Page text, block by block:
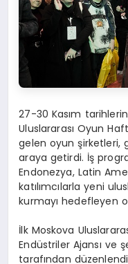
27-30 Kasım
Uluslararası Oyun
gelen oyun şirketleri,
araya getirdi. İş
Endonezya, Latin
katılımcılarla yeni
kurmayı hedefleyen
İlk Moskova
Endüstriler Ajansı ve
tarafından